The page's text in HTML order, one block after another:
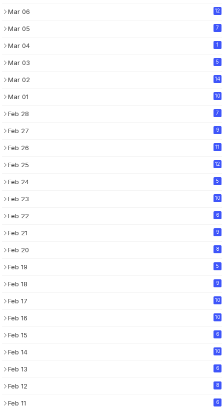
Mar 06 12
Mar 05 7
Mar 04 1
Mar 03 5
Mar 02 14
Mar 01 10
Feb 28 7
Feb 27 9
Feb 26 11
Feb 25 12
Feb 24 5
Feb 23 10
Feb 22 6
Feb 21 9
Feb 20 8
Feb 19 5
Feb 18 9
Feb 17 10
Feb 16 10
Feb 15 6
Feb 14 10
Feb 13 6
Feb 12 8
Feb 11 6